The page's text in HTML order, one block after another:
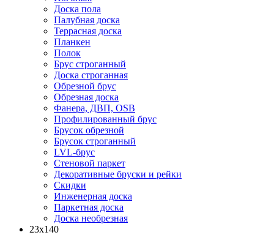
Доска пола
Палубная доска
Террасная доска
Планкен
Полок
Брус строганный
Доска строганная
Обрезной брус
Обрезная доска
Фанера, ДВП, OSB
Профилированный брус
Брусок обрезной
Брусок строганный
LVL-брус
Стеновой паркет
Декоративные бруски и рейки
Скидки
Инженерная доска
Паркетная доска
Доска необрезная
23х140